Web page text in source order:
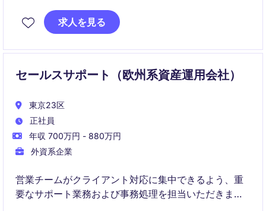
総務・秘書・IT・人事サポートなど多岐にわたる業務
求人を見る
セールスサポート（欧州系資産運用会社）
東京23区
正社員
年収 700万円 - 880万円
外資系企業
営業チームがクライアント対応に集中できるよう、重
要なサポート業務および事務処理を担当いただきま